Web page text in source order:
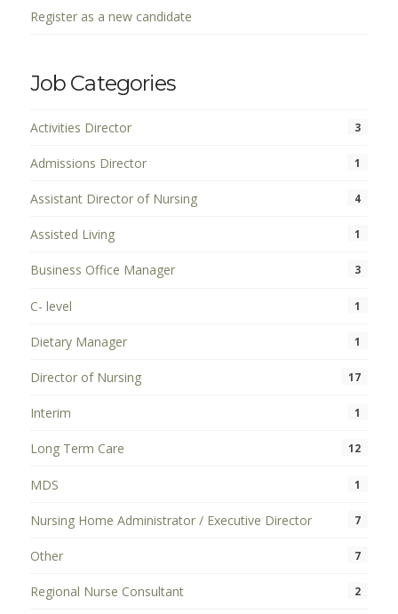
Register as a new candidate
Job Categories
Activities Director 3
Admissions Director 1
Assistant Director of Nursing 4
Assisted Living 1
Business Office Manager 3
C- level 1
Dietary Manager 1
Director of Nursing 17
Interim 1
Long Term Care 12
MDS 1
Nursing Home Administrator / Executive Director 7
Other 7
Regional Nurse Consultant 2